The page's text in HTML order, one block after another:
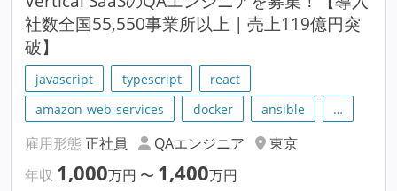
社数全国55,550事業所以上 | 売上119億円突
破】
javascript typescript
react
amazon-web-services
docker ansible …
雇用形態 正社員 QAエンジニア
東京
年収 1,000万円 〜 1,400万円